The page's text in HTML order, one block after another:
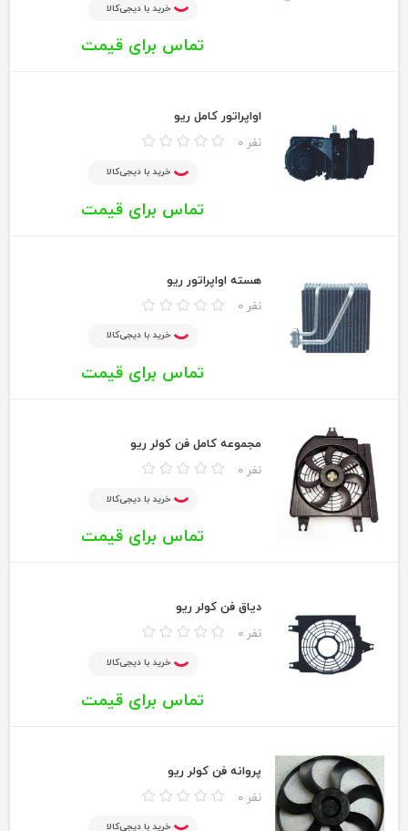
خرید با دیجی‌کالا
تماس برای قیمت
اواپراتور کامل ریو
0 نفر
خرید با دیجی‌کالا
تماس برای قیمت
هسته اواپراتور ریو
0 نفر
خرید با دیجی‌کالا
تماس برای قیمت
مجموعه کامل فن کولر ریو
0 نفر
خرید با دیجی‌کالا
تماس برای قیمت
دیاق فن کولر ریو
0 نفر
خرید با دیجی‌کالا
تماس برای قیمت
پروانه فن کولر ریو
0 نفر
خرید با دیجی‌کالا